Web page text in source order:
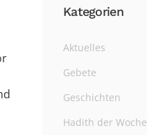
Kategorien
Aktuelles
Gebete
Geschichten
Hadith der Woche